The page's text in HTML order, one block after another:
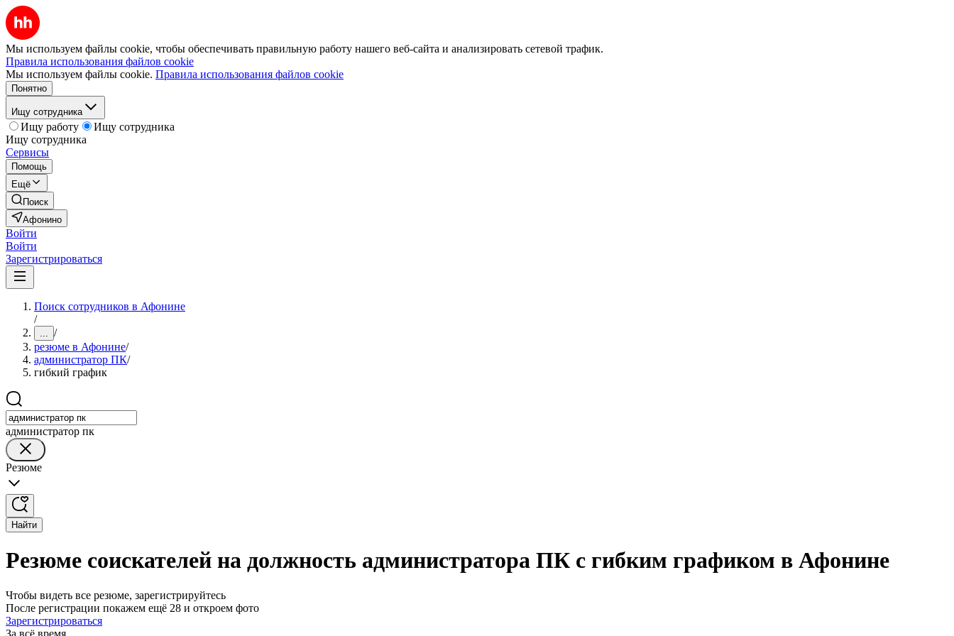
Мы используем файлы cookie, чтобы обеспечивать правильную работу нашего веб-сайта и анализировать сетевой трафик.
Правила использования файлов cookie
Мы используем файлы cookie. Правила использования файлов cookie
Понятно
Ищу сотрудника
Ищу работу
Ищу сотрудника
Ищу сотрудника
Сервисы
Помощь
Ещё
Поиск
Афонино
Войти
Войти
Зарегистрироваться
Поиск сотрудников в Афонине
/
... /
резюме в Афонине/
администратор ПК/
гибкий график
администратор пк
Резюме
Найти
Резюме соискателей на должность администратора ПК с гибким графиком в Афонине
Чтобы видеть все резюме, зарегистрируйтесь
После регистрации покажем ещё 28 и откроем фото
Зарегистрироваться
За всё время